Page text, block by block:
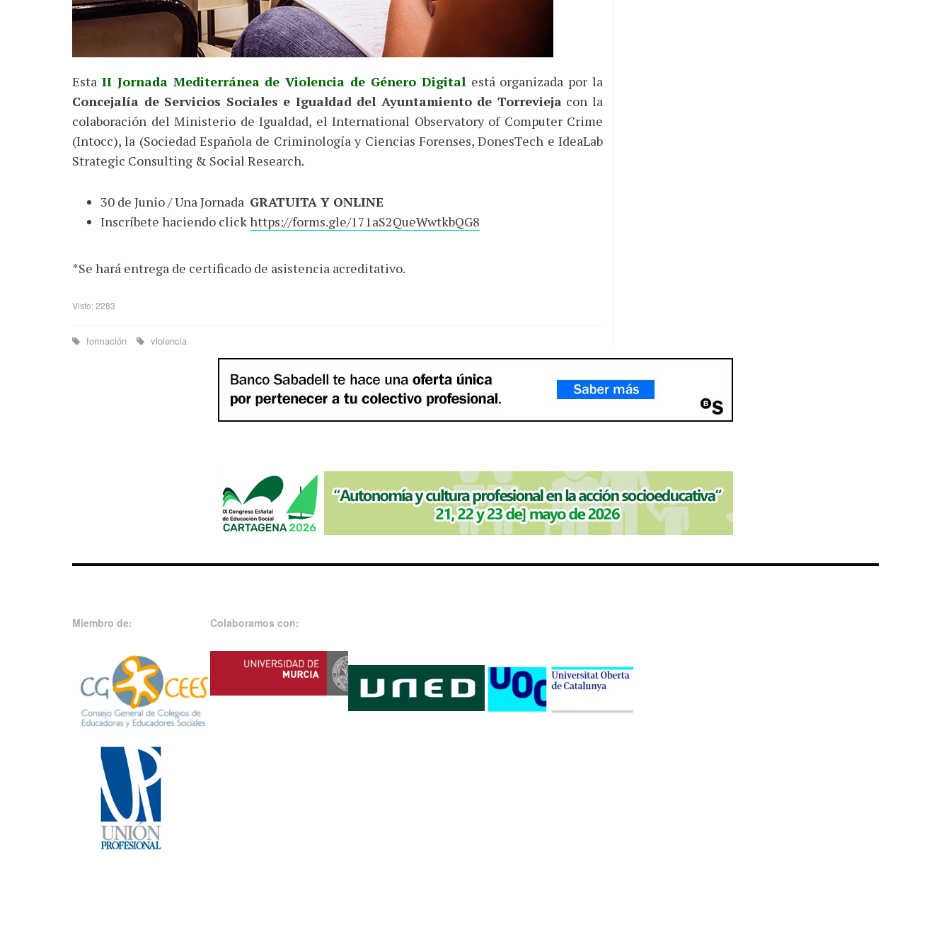
Esta II Jornada Mediterránea de Violencia de Género Digital está organizada por la
Concejalía de Servicios Sociales e Igualdad del Ayuntamiento de Torrevieja con la
colaboración del Ministerio de Igualdad, el International Observatory of Computer Crime
(Intocc), la (Sociedad Española de Criminología y Ciencias Forenses, DonesTech e IdeaLab
Strategic Consulting & Social Research.
30 de Junio / Una Jornada GRATUITA Y ONLINE
Inscríbete haciendo clickhttps://forms.gle/171aS2QueWwtkbQG8
*Se hará entrega de certificado de asistencia acreditativo.
Visto: 2283
formación violencia
Miembro de: Colaboramos con: